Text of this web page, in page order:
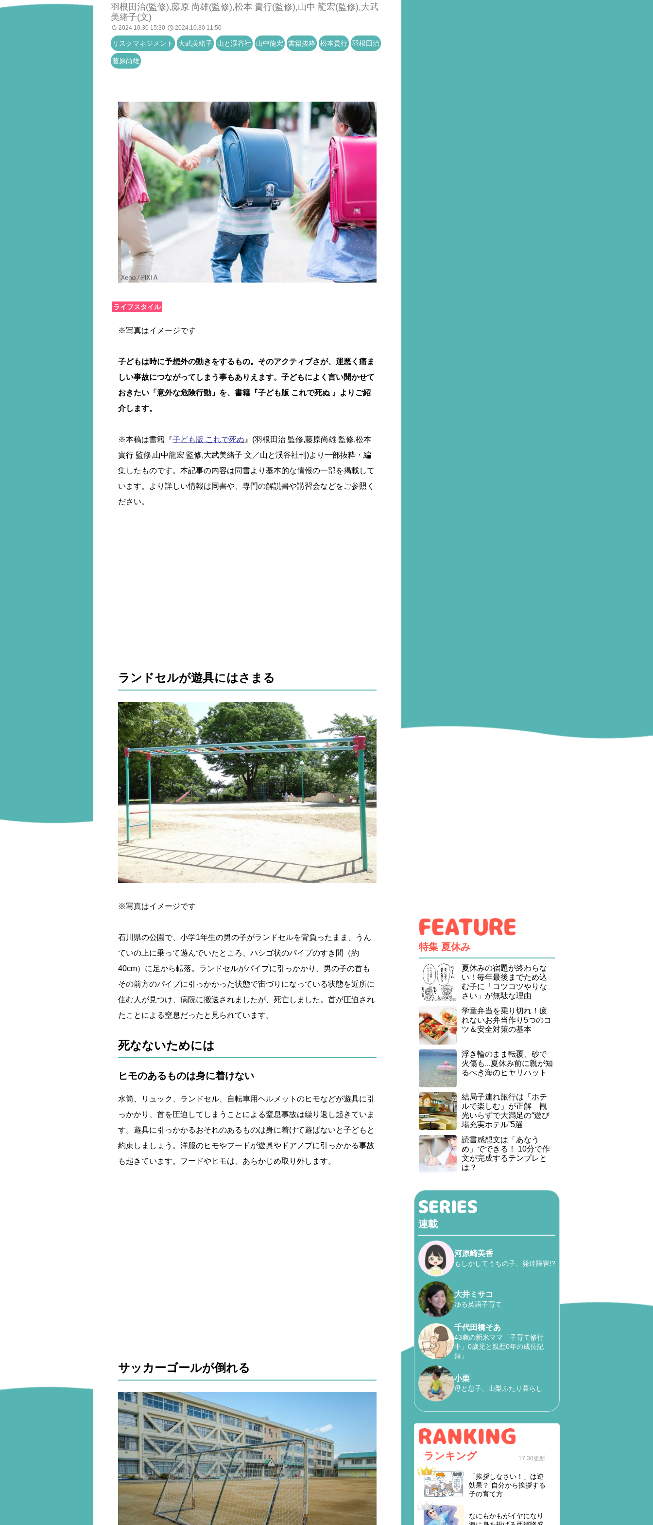
羽根田治(監修),藤原 尚雄(監修),松本 貴行(監修),山中 龍宏(監修),大武
美緒子(文)
2024.10.30 15:30 2024.10.30 11:50
リスクマネジメント 大武美緒子 山と渓谷社 山中龍宏 書籍抜粋 松本貴行 羽根田治
藤原尚雄
ライフスタイル
※写真はイメージです
子どもは時に予想外の動きをするもの。そのアクティブさが、運悪く痛ま
しい事故につながってしまう事もありえます。子どもによく言い聞かせて
おきたい「意外な危険行動」を、書籍『子ども版 これで死ぬ 』よりご紹
介します。
※本稿は書籍『子ども版 これで死ぬ 』(羽根田治 監修,藤原尚雄 監修,松本
貴行 監修,山中龍宏 監修,大武美緒子 文／山と渓谷社刊)より一部抜粋・編
集したものです。本記事の内容は同書より基本的な情報の一部を掲載して
います。より詳しい情報は同書や、専門の解説書や講習会などをご参照く
ださい。
ランドセルが遊具にはさまる
※写真はイメージです
石川県の公園で、小学1年生の男の子がランドセルを背負ったまま、うん
ていの上に乗って遊んでいたところ、ハシゴ状のパイプのすき間（約
40cm）に足から転落。ランドセルがパイプに引っかかり、男の子の首も
その前方のパイプに引っかかった状態で宙づりになっている状態を近所に
住む人が見つけ、病院に搬送されましたが、死亡しました。首が圧迫され
たことによる窒息だったと見られています。
死なないためには
ヒモのあるものは身に着けない
水筒、リュック、ランドセル、自転車用ヘルメットのヒモなどが遊具に引
っかかり、首を圧迫してしまうことによる窒息事故は繰り返し起きていま
す。遊具に引っかかるおそれのあるものは身に着けて遊ばないと子どもと
約束しましょう。洋服のヒモやフードが遊具やドアノブに引っかかる事故
も起きています。フードやヒモは、あらかじめ取り外します。
サッカーゴールが倒れる
特集 夏休み
夏休みの宿題が終わらな
い！毎年最後までため込
む子に「コツコツやりな
さい」が無駄な理由
学童弁当を乗り切れ！疲
れないお弁当作り5つのコ
ツ＆安全対策の基本
浮き輪のまま転覆、砂で
火傷も...夏休み前に親が知
るべき海のヒヤリハット
結局子連れ旅行は「ホテ
ルで楽しむ」が正解 観
光いらずで大満足の“遊び
場充実ホテル”5選
読書感想文は「あなう
め」でできる！ 10分で作
文が完成するテンプレと
は？
連載
河原崎美香
もしかしてうちの子、発達障害!?
大井ミサコ
ゆる英語子育て
千代田橋そあ
43歳の新米ママ「子育て修行
中」0歳児と親歴0年の成長記
録」
小栗
母と息子、山梨ふたり暮らし
ランキング 17:30更新
「挨拶しなさい！」は逆
効果？ 自分から挨拶する
子の育て方
なにもかもがイヤになり